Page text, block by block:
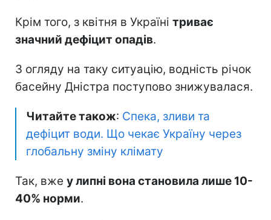
Крім того, з квітня в Україні триває
значний дефіцит опадів.
З огляду на таку ситуацію, водність річок
басейну Дністра поступово знижувалася.
Читайте також: Спека, зливи та
дефіцит води. Що чекає Україну через
глобальну зміну клімату
Так, вже у липні вона становила лише 10-
40% норми.